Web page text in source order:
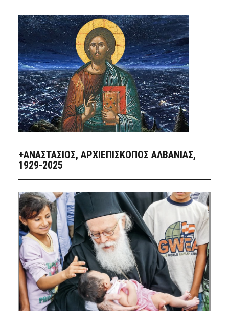
+ΑΝΑΣΤΆΣΙΟΣ, ΑΡΧΙΕΠΊΣΚΟΠΟΣ ΑΛΒΑΝΊΑΣ,
1929-2025